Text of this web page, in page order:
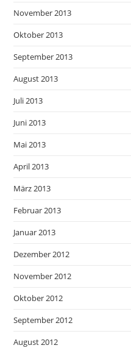
November 2013
Oktober 2013
September 2013
August 2013
Juli 2013
Juni 2013
Mai 2013
April 2013
März 2013
Februar 2013
Januar 2013
Dezember 2012
November 2012
Oktober 2012
September 2012
August 2012